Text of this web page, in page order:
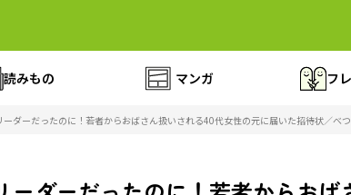
読みもの マンガ フ
ダーだったのに！若者からおばさん扱いされる40代女性の元に届いた招待状／べつ